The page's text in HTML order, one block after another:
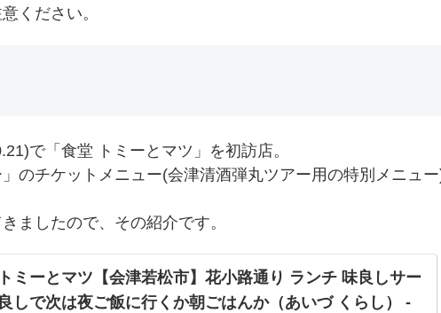
ください。
で「食堂 トミーとマツ」を初訪店。
のチケットメニュー(会津清酒弾丸ツアー用の特別メニュー
ましたので、その紹介です。
ミーとマツ【会津若松市】花小路通り ランチ 味良しサー
しで次は夜ご飯に行くか朝ごはんか（あいづ くらし） -